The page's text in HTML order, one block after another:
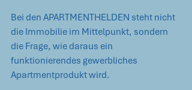
Bei den APARTMENTHELDEN steht nicht
die Immobilie im Mittelpunkt, sondern
die Frage, wie daraus ein
funktionierendes gewerbliches
Apartmentprodukt wird.